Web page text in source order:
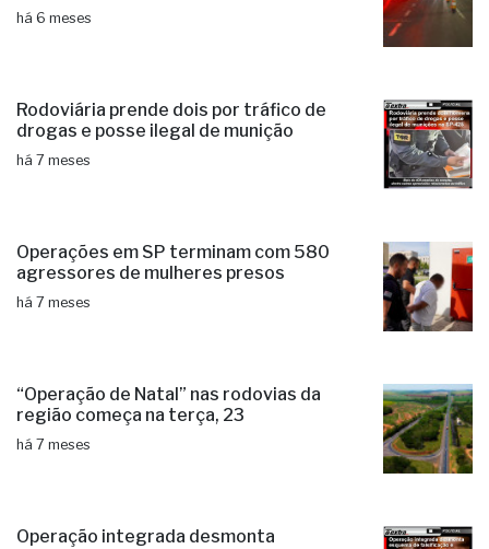
há 6 meses
Rodoviária prende dois por tráfico de
drogas e posse ilegal de munição
há 7 meses
Operações em SP terminam com 580
agressores de mulheres presos
há 7 meses
“Operação de Natal” nas rodovias da
região começa na terça, 23
há 7 meses
Operação integrada desmonta